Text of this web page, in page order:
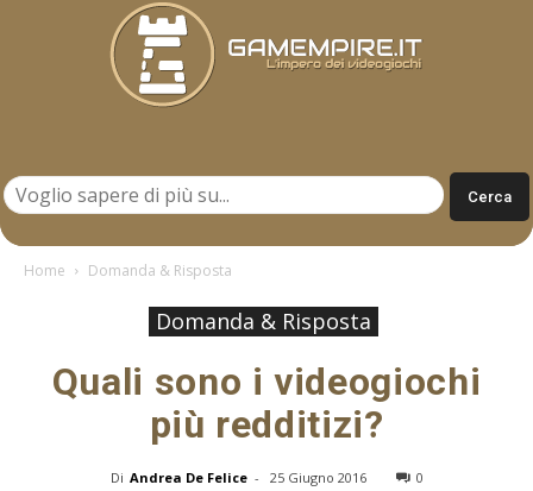
Home Domanda & Risposta
Domanda & Risposta
Quali sono i videogiochi
più redditizi?
Di Andrea De Felice - 25 Giugno 2016 0